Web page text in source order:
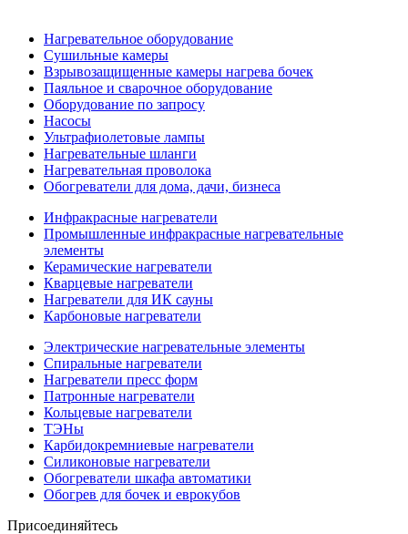
Нагревательное оборудование
Сушильные камеры
Взрывозащищенные камеры нагрева бочек
Паяльное и сварочное оборудование
Оборудование по запросу
Насосы
Ультрафиолетовые лампы
Нагревательные шланги
Нагревательная проволока
Обогреватели для дома, дачи, бизнеса
Инфракрасные нагреватели
Промышленные инфракрасные нагревательные
элементы
Керамические нагреватели
Кварцевые нагреватели
Нагреватели для ИК сауны
Карбоновые нагреватели
Электрические нагревательные элементы
Спиральные нагреватели
Нагреватели пресс форм
Патронные нагреватели
Кольцевые нагреватели
ТЭНы
Карбидокремниевые нагреватели
Силиконовые нагреватели
Обогреватели шкафа автоматики
Обогрев для бочек и еврокубов
Присоединяйтесь